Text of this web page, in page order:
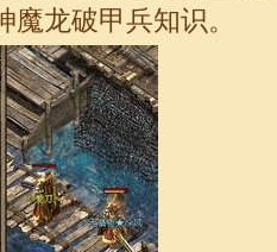
龙破甲兵知识。